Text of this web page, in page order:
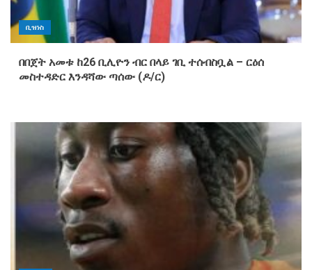
ቢዝነስ
በበጀት አመቱ ከ26 ቢሊዮን ብር በላይ ገቢ ተሰብስቧል – ርዕሰ
መስተዳድር እንዳሻው ጣሰው (ዶ/ር)